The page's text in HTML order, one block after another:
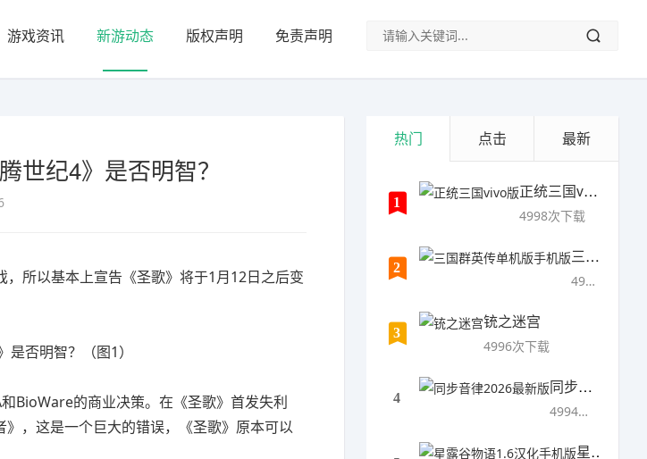
游戏资讯 新游动态 版权声明 免责声明
世纪4》是否明智？
所以基本上宣告《圣歌》将于1月12日之后变
BioWare的商业决策。在《圣歌》首发失利
，这是一个巨大的错误，《圣歌》原本可以
热门 点击 最新
1
正统三国vivo版
4998次下载
2
三国群英传单机版手机版
4997次下载
3
铳之迷宫
4996次下载
4
同步音律2026最新版
4994次下载
星露谷物语1.6汉化手机版